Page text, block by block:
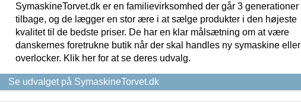
SymaskineTorvet.dk er en familievirksomhed der går 3 generationer
tilbage, og de lægger en stor ære i at sælge produkter i den højeste
kvalitet til de bedste priser. De har en klar målsætning om at være
danskernes foretrukne butik når der skal handles ny symaskine eller
overlocker. Klik her for at se deres udvalg.
Se udvalget på SymaskineTorvet.dk